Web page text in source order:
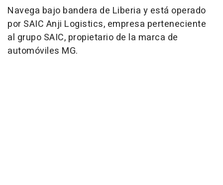
Navega bajo bandera de Liberia y está operado
por SAIC Anji Logistics, empresa perteneciente
al grupo SAIC, propietario de la marca de
automóviles MG.